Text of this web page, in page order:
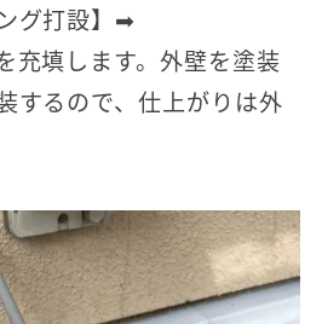
グ打設】➡
充填します。外壁を塗装
するので、仕上がりは外